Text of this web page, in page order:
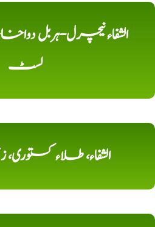
الشفاء نیچرل-ہربل
لسٹ
الشفاء، طلاء